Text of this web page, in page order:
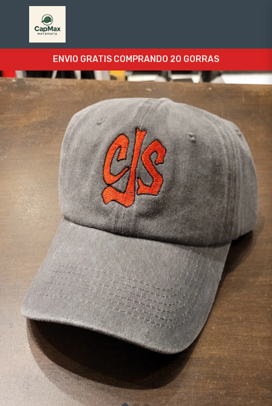
ENVIO GRATIS COMPRANDO 20 GORRAS